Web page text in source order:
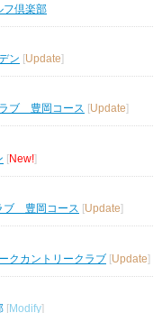
フ倶楽部
ン [Update]
ラブ 豊岡コース
Update
[New!]
ブ 豊岡コース
Update
クカントリークラブ [Update]
Modify